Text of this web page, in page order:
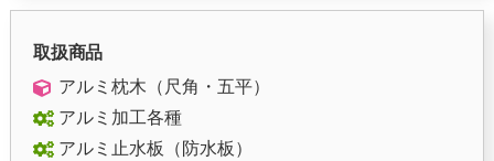
取扱商品
アルミ枕木（尺角・五平）
アルミ加工各種
アルミ止水板（防水板）